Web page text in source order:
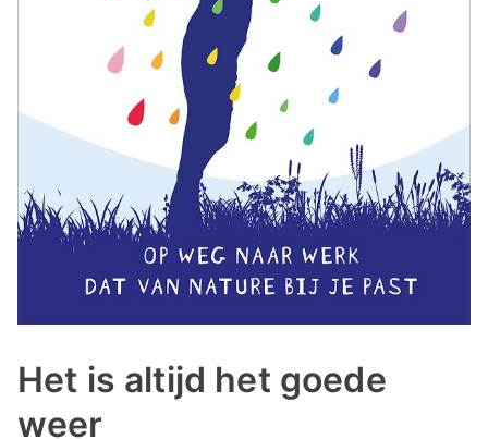
Het is altijd het goede
weer